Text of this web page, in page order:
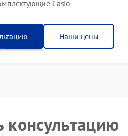
Casio
Наши цены
консультацию